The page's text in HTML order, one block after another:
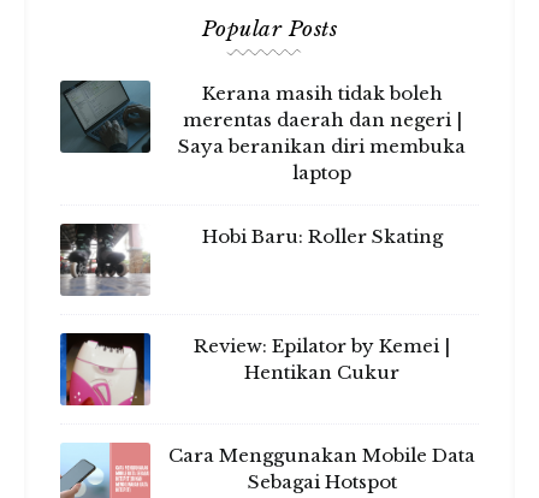
Popular Posts
Kerana masih tidak boleh
merentas daerah dan negeri |
Saya beranikan diri membuka
laptop
Hobi Baru: Roller Skating
Review: Epilator by Kemei |
Hentikan Cukur
Cara Menggunakan Mobile Data
Sebagai Hotspot